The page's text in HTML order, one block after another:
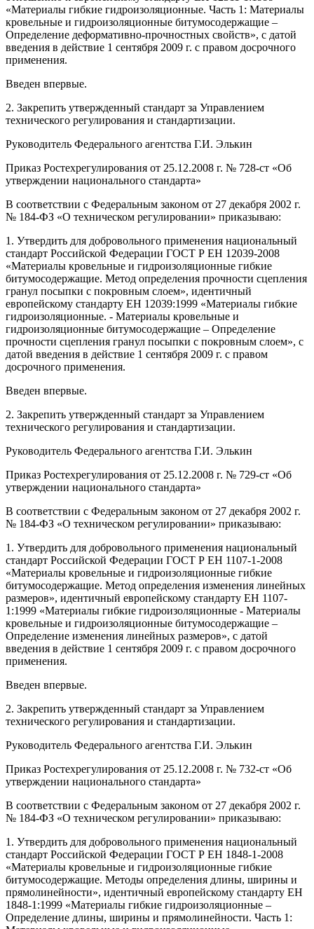
«Материалы гибкие гидроизоляционные. Часть 1: Материалы
кровельные и гидроизоляционные битумосодержащие –
Определение деформативно-прочностных свойств», с датой
введения в действие 1 сентября 2009 г. с правом досрочного
применения.
Введен впервые.
2. Закрепить утвержденный стандарт за Управлением
технического регулирования и стандартизации.
Руководитель Федерального агентства Г.И. Элькин
Приказ Ростехрегулирования от 25.12.2008 г. № 728-ст «Об
утверждении национального стандарта»
В соответствии с Федеральным законом от 27 декабря 2002 г.
№ 184-ФЗ «О техническом регулировании» приказываю:
1. Утвердить для добровольного применения национальный
стандарт Российской Федерации ГОСТ Р ЕН 12039-2008
«Материалы кровельные и гидроизоляционные гибкие
битумосодержащие. Метод определения прочности сцепления
гранул посыпки с покровным слоем», идентичный
европейскому стандарту ЕН 12039:1999 «Материалы гибкие
гидроизоляционные. - Материалы кровельные и
гидроизоляционные битумосодержащие – Определение
прочности сцепления гранул посыпки с покровным слоем», с
датой введения в действие 1 сентября 2009 г. с правом
досрочного применения.
Введен впервые.
2. Закрепить утвержденный стандарт за Управлением
технического регулирования и стандартизации.
Руководитель Федерального агентства Г.И. Элькин
Приказ Ростехрегулирования от 25.12.2008 г. № 729-ст «Об
утверждении национального стандарта»
В соответствии с Федеральным законом от 27 декабря 2002 г.
№ 184-ФЗ «О техническом регулировании» приказываю:
1. Утвердить для добровольного применения национальный
стандарт Российской Федерации ГОСТ Р ЕН 1107-1-2008
«Материалы кровельные и гидроизоляционные гибкие
битумосодержащие. Метод определения изменения линейных
размеров», идентичный европейскому стандарту ЕН 1107-
1:1999 «Материалы гибкие гидроизоляционные - Материалы
кровельные и гидроизоляционные битумосодержащие –
Определение изменения линейных размеров», с датой
введения в действие 1 сентября 2009 г. с правом досрочного
применения.
Введен впервые.
2. Закрепить утвержденный стандарт за Управлением
технического регулирования и стандартизации.
Руководитель Федерального агентства Г.И. Элькин
Приказ Ростехрегулирования от 25.12.2008 г. № 732-ст «Об
утверждении национального стандарта»
В соответствии с Федеральным законом от 27 декабря 2002 г.
№ 184-ФЗ «О техническом регулировании» приказываю:
1. Утвердить для добровольного применения национальный
стандарт Российской Федерации ГОСТ Р ЕН 1848-1-2008
«Материалы кровельные и гидроизоляционные гибкие
битумосодержащие. Методы определения длины, ширины и
прямолинейности», идентичный европейскому стандарту ЕН
1848-1:1999 «Материалы гибкие гидроизоляционные –
Определение длины, ширины и прямолинейности. Часть 1: